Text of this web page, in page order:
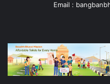
Email :